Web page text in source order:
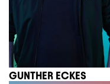
GUNTHER ECKES